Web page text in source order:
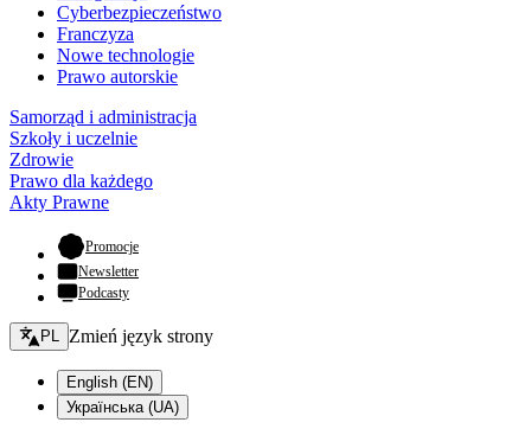
Cyberbezpieczeństwo
Franczyza
Nowe technologie
Prawo autorskie
Samorząd i administracja
Szkoły i uczelnie
Zdrowie
Prawo dla każdego
Akty Prawne
Promocje- otwiera się w nowej karcie
Newsletter
Podcasty
Zmień język - bieżący:
PL Zmień język strony
English (EN)
Українська (UA)